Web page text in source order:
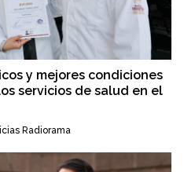
y mejores condiciones
servicios de salud en el
Radiorama